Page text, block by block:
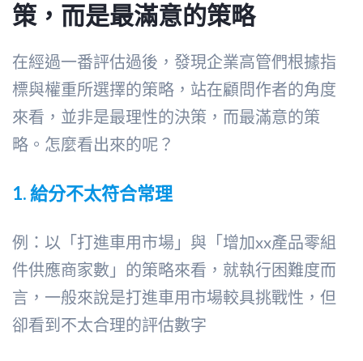
策，而是最滿意的策略
在經過一番評估過後，發現企業高管們根據指
標與權重所選擇的策略，站在顧問作者的角度
來看，並非是最理性的決策，而最滿意的策
略。怎麼看出來的呢？
1.給分不太符合常理
例：以「打進車用市場」與「增加xx產品零組
件供應商家數」的策略來看，就執行困難度而
言，一般來說是打進車用市場較具挑戰性，但
卻看到不太合理的評估數字